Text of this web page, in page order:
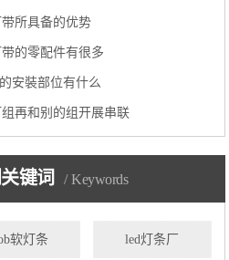
带所具备的优势
带的零配件有很多
安裝部位有什么
组再和别的组开展串联
键词 Keywords
软灯条 led灯条厂